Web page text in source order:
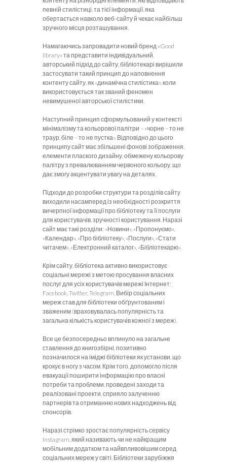
певній стилістиці, та тієї інформації, яка
обертається навколо веб-сайту й чекає найбільш
зручного місця розташування.
Намагаючись запровадити новий бренд «Good
library» та представити індивідуальний,
авторський підхід до сайту, бібліотекарі вирішили
застосувати такий принцип до наповнення
контенту сайту, як «динамічна стилістика», коли
використовується так званий феномен
невимушеної авторської стилістики.
Наступний принцип сформульований у контексті
мінімалізму та кольорової палітри – «чорне – то не
траур, біле – то не пустка». Відповідно до цього
принципу сайт має збільшені фонові зображення,
елементи плаского дизайну, обмежену кольорову
палітру з превалюванням червоного кольору, що
дає змогу акцентувати увагу на деталях.
Підходи до розробки структури та розділів сайту
виходили насамперед із необхідності розкриття
вичерпної інформації про бібліотеку та її послуги
для користувачів, зручності користування. Наразі
сайт має такі розділи: «Новини», «Пропонуємо»,
«Календар», «Про бібліотеку», «Послуги», «Стати
читачем», «Електронний каталог», «Бібліотекарю».
Крім сайту, бібліотека активно використовує
соціальні мережі з метою просування власних
послуг для усіх користувачів мережі Інтернет:
Facebook, Twitter, Telegram. Вибір соціальних
мереж став для бібліотеки обґрунтованим і
зваженим (враховувалась популярність та
загальна кількість користувачів кожної з мереж).
Все це безпосередньо вплинуло на загальне
ставлення до книгозбірні, позитивно
позначилося на іміджі бібліотеки як установи, що
крокує в ногу з часом. Крім того, допомогло після
евакуації поширити інформацію про власні
потреби та проблеми, проведені заходи та
реалізовані проекти, сприяло залученню
партнерів та отриманню нових надходжень від
спонсорів.
Наразі стрімко зростає популярність сервісу
Instagram, який називають чи не найкращим
мобільним додатком та найвпливовішим серед
соціальних мереж у світі. Бібліотеки зарубіжжя